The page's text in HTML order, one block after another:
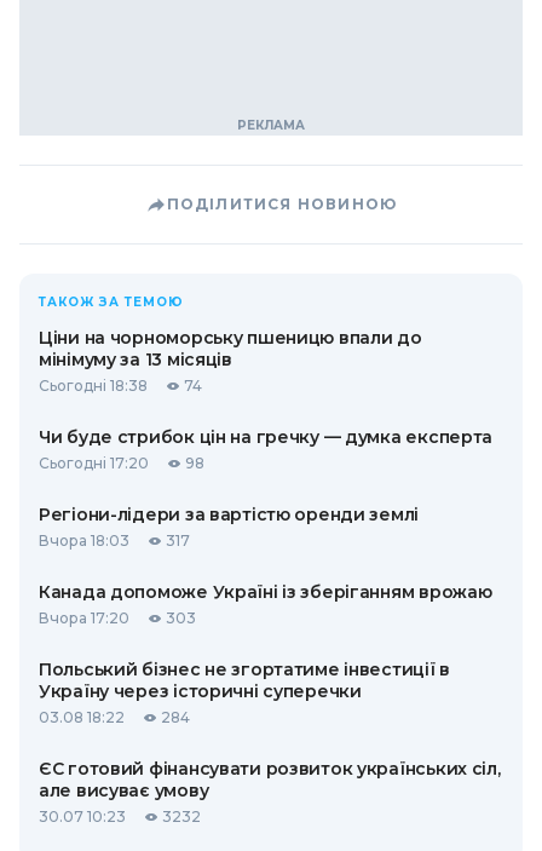
ПОДІЛИТИСЯ НОВИНОЮ
ТАКОЖ ЗА ТЕМОЮ
Ціни на чорноморську пшеницю впали до
мінімуму за 13 місяців
Сьогодні 18:38 74
Чи буде стрибок цін на гречку — думка експерта
Сьогодні 17:20 98
Регіони-лідери за вартістю оренди землі
Вчора 18:03 317
Канада допоможе Україні із зберіганням врожаю
Вчора 17:20 303
Польський бізнес не згортатиме інвестиції в
Україну через історичні суперечки
03.08 18:22 284
ЄС готовий фінансувати розвиток українських сіл,
але висуває умову
30.07 10:23 3232